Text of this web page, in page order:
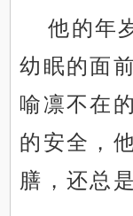
他的年
幼眠的面
喻凛不在
的安全，
膳，还总